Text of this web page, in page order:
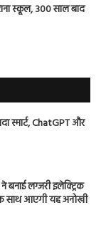
स्कूल, 300 साल बाद
स्मार्ट, ChatGPT और
बनाई लग्जरी इलेक्ट्रिक
साथ आएगी यह अनोखी